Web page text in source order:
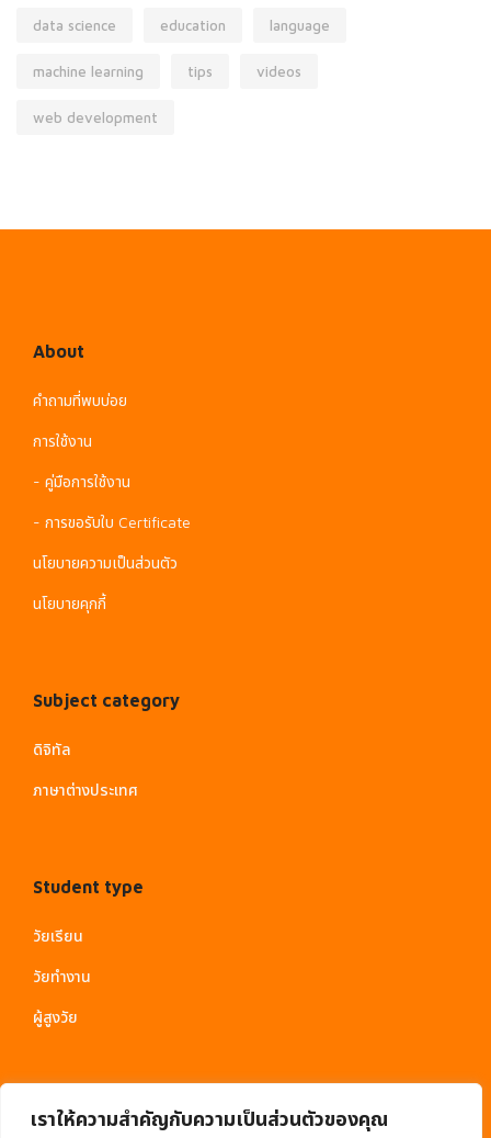
เราให้ความสำคัญกับความเป็นส่วนตัวของคุณ
data science education language
machine learning tips videos
web development
About
คำถามที่พบบ่อย
การใช้งาน
- คู่มือการใช้งาน
- การขอรับใบ Certificate
นโยบายความเป็นส่วนตัว
นโยบายคุกกี้
Subject category
ดิจิทัล
ภาษาต่างประเทศ
Student type
วัยเรียน
วัยทำงาน
ผู้สูงวัย